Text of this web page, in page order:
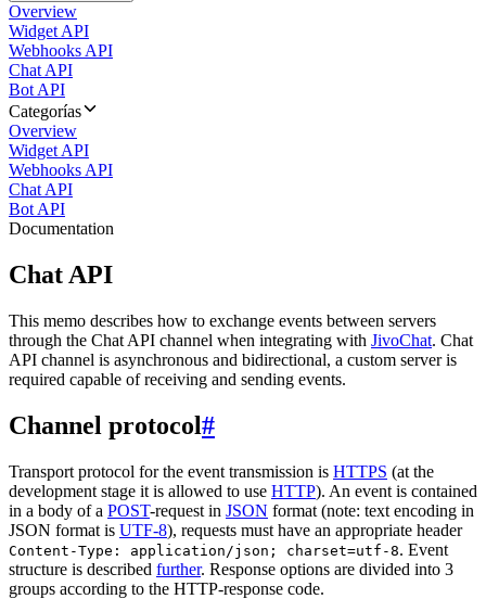
Overview
Widget API
Webhooks API
Chat API
Bot API
Categorías
Overview
Widget API
Webhooks API
Chat API
Bot API
Documentation
Chat API
This memo describes how to exchange events between servers
through the Chat API channel when integrating with JivoChat. Chat
API channel is asynchronous and bidirectional, a custom server is
required capable of receiving and sending events.
Channel protocol#
Transport protocol for the event transmission is HTTPS (at the
development stage it is allowed to use HTTP). An event is contained
in a body of a POST-request in JSON format (note: text encoding in
JSON format is UTF-8), requests must have an appropriate header
Content-Type: application/json; charset=utf-8. Event
structure is described further. Response options are divided into 3
groups according to the HTTP-response code.